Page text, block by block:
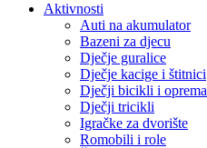
Aktivnosti
Auti na akumulator
Bazeni za djecu
Dječje guralice
Dječje kacige i štitnici
Dječji bicikli i oprema
Dječji tricikli
Igračke za dvorište
Romobili i role